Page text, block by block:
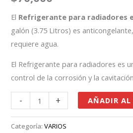
El Refrigerante para radiadores
galón (3.75 Litros) es
requiere agua.
El Refrigerante para radiadores es
control de la corrosión y la
- + AÑADIR AL
Categoría:VARIOS